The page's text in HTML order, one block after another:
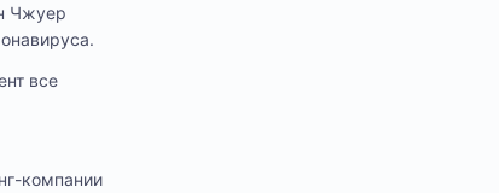
Чжуер
все
компании